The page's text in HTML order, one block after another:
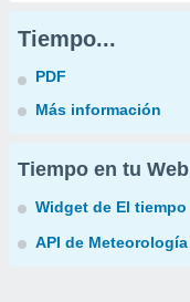
Tiempo...
PDF
Más información
Tiempo en tu Web
Widget de El tiempo
API de Meteorología